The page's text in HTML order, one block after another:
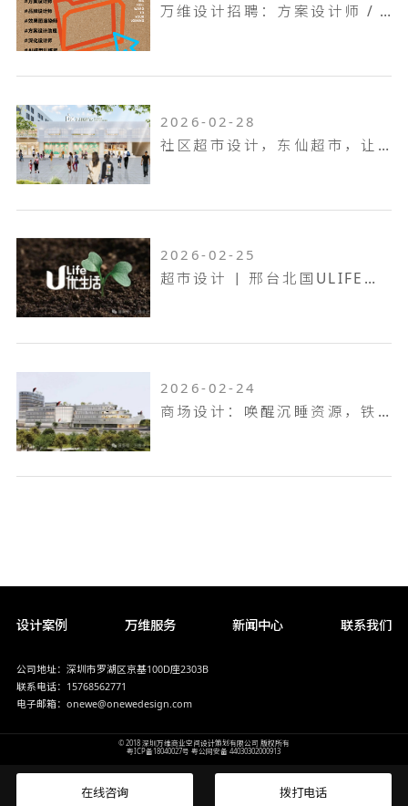
万维设计招聘：方案设计师 / 方案设计助理...
2026-02-28
社区超市设计，东仙超市，让生活回归本真！
2026-02-25
超市设计 | 邢台北国ULIFE，共生共融，工业底色的烟火叙事！
2026-02-24
商场设计：唤醒沉睡资源，铁岭双燕天河城，狂揽 9.6 万客流
设计案例 万维服务 新闻中心 联系我们
公司地址：深圳市罗湖区京基100D座2303B
联系电话：15768562771
电子邮箱：onewe@onewedesign.com
© 2018 深圳万维商业空间设计策划有限公司 版权所有
粤ICP备18040027号 粤公网安备 44030302000913
在线咨询 拨打电话